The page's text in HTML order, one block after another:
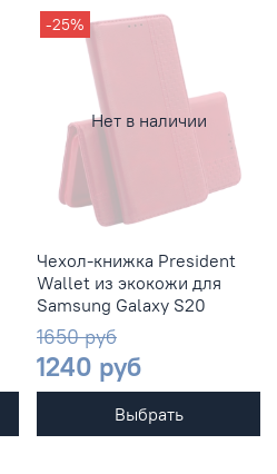
Нет в наличии
-25%
Чехол-книжка President
Wallet из экокожи для
Samsung Galaxy S20
1650 руб
1240 руб
Выбрать